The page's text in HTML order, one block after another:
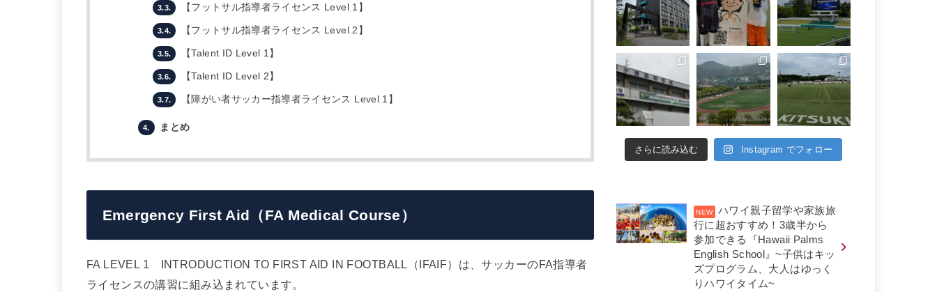
3.3. 【フットサル指導者ライセンス Level 1】
3.4. 【フットサル指導者ライセンス Level 2】
3.5. 【Talent ID Level 1】
3.6. 【Talent ID Level 2】
3.7. 【障がい者サッカー指導者ライセンス Level 1】
4. まとめ
Emergency First Aid（FA Medical Course）
FA LEVEL 1 INTRODUCTION TO FIRST AID IN FOOTBALL（IFAIF）は、サッカーのFA指導者
ライセンスの講習に組み込まれています。
さらに読み込む Instagram でフォロー
ハワイ親子留学や家族旅
行に超おすすめ！3歳半から
参加できる『Hawaii Palms
English School』~子供はキッ
ズプログラム、大人はゆっく
りハワイタイム~